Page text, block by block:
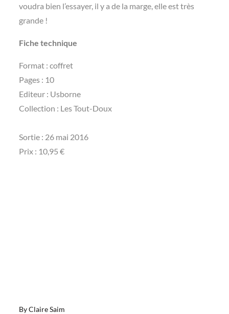
voudra bien l’essayer, il y a de la marge, elle est très
grande !
Fiche technique
Format : coffret
Pages : 10
Editeur : Usborne
Collection : Les Tout-Doux
Sortie : 26 mai 2016
Prix : 10,95 €
ByClaire Saim